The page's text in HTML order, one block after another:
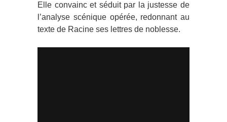
Elle convainc et séduit par la justesse de
l’analyse scénique opérée, redonnant au
texte de Racine ses lettres de noblesse.